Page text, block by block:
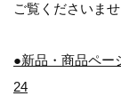
ご覧くださいませ
●新品・商品ペー
24